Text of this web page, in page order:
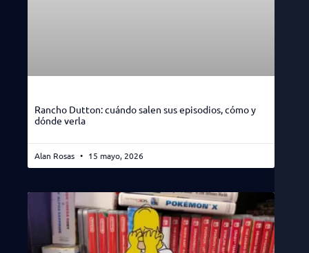
Rancho Dutton: cuándo salen sus episodios, cómo y
dónde verla
Alan Rosas 15 mayo, 2026